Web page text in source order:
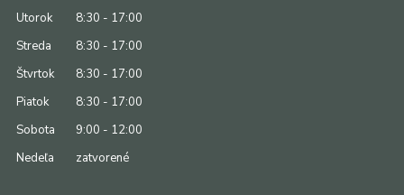
Utorok
8:30 - 17:00
Streda
8:30 - 17:00
Štvrtok
8:30 - 17:00
Piatok
8:30 - 17:00
Sobota
9:00 - 12:00
Nedeľa
zatvorené